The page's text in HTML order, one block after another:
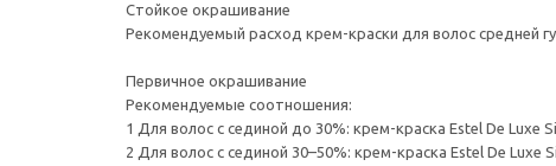
Стойкое окрашивание
Рекомендуемый расход крем-краски для волос средней
Первичное окрашивание
Рекомендуемые соотношения:
1 Для волос с сединой до 30%: крем-краска Estel De Luxe
2 Для волос с сединой 30–50%: крем-краска Estel De Luxe